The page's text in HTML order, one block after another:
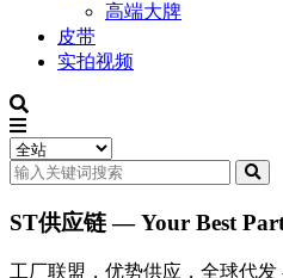
高端大牌
皮带
实拍视频
ST供应链 — Your Best
工厂联盟，优势供应，全球代发 -